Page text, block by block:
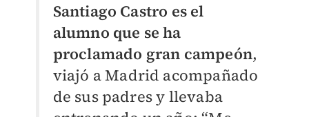
Santiago Castro es el
alumno que se ha
proclamado gran campeón,
viajó a Madrid acompañado
de sus padres y llevaba